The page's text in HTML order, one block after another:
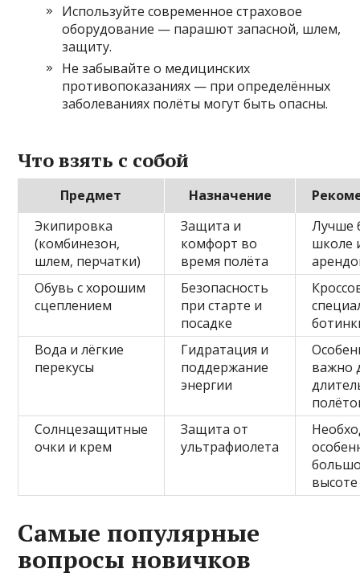
Используйте современное страховое
оборудование — парашют запасной, шлем,
защиту.
Не забывайте о медицинских
противопоказаниях — при определённых
заболеваниях полёты могут быть опасны.
Что взять с собой
Предмет Назначение
Экипировка
(комбинезон,
шлем, перчатки)
Защита и
комфорт во
время полёта
Лучше
школе
Обувь с хорошим
сцеплением
Безопасность
при старте и
посадке
Вода и лёгкие
перекусы
Гидратация и
поддержание
энергии
важно
Солнцезащитные
очки и крем
Защита от
ультрафиолета
высоте
Самые популярные
вопросы новичков